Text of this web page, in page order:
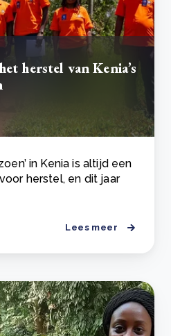
herstel van Kenia’s
in Kenia is altijd een
herstel, en dit jaar
Lees meer